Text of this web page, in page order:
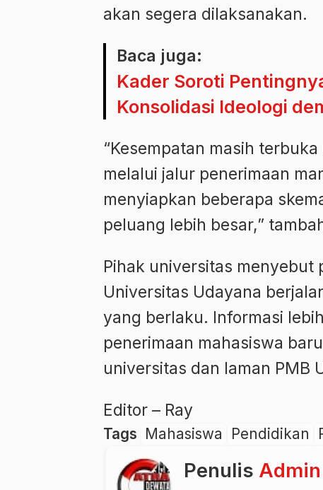
akan segera dilaksanakan.
Baca juga:
Kader Soroti
Konsolidasi Ideologi
“Kesempatan masih
melalui jalur penerimaan
menyiapkan beberapa
peluang lebih besar,”
Pihak universitas menyebut
Universitas Udayana
yang berlaku. Informasi
penerimaan mahasiswa
universitas dan laman PMB
Editor – Ray
Tags Mahasiswa Pendidikan
Penulis Admin